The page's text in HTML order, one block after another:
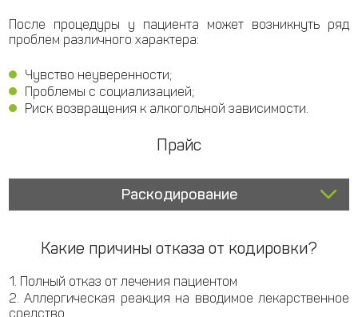
После процедуры у пациента может возникнуть ряд
проблем различного характера:
Чувство неуверенности;
Проблемы с социализацией;
Риск возвращения к алкогольной зависимости.
Прайс
Раскодирование
Какие причины отказа от кодировки?
Полный отказ от лечения пациентом
Аллергическая реакция на вводимое лекарственное
средство